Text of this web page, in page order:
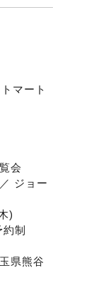
マート
会
ジョー
木)
制
県熊谷